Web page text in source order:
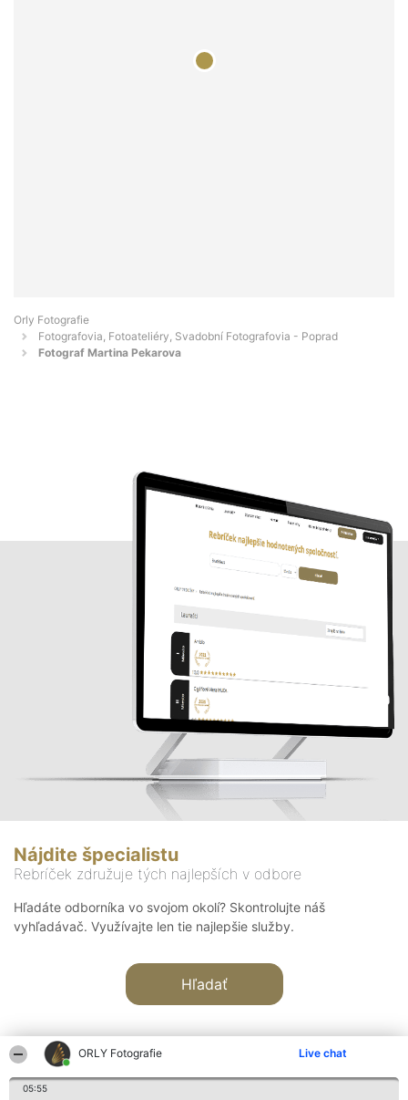
ORLY Fotografie Live chat
05:55
Orly Fotografie
Fotografovia, Fotoateliéry, Svadobní Fotografovia - Poprad
Fotograf Martina Pekarova
Nájdite špecialistu
Rebríček združuje tých najlepších v odbore
Hľadáte odborníka vo svojom okolí? Skontrolujte náš
vyhľadávač. Využívajte len tie najlepšie služby.
Hľadať